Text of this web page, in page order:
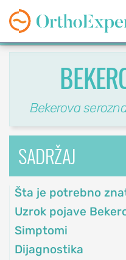
OrthoExpert
Beograd
(060) 032-320-8
office@orthoexpert.rs
Svetog Save 32/8,
Bekerova
SADRŽAJ
Šta je potrebno
Uzrok pojave
Simptomi
Dijagnostika